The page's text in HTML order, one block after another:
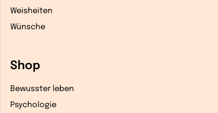
Weisheiten
Wünsche
Shop
Bewusster leben
Psychologie